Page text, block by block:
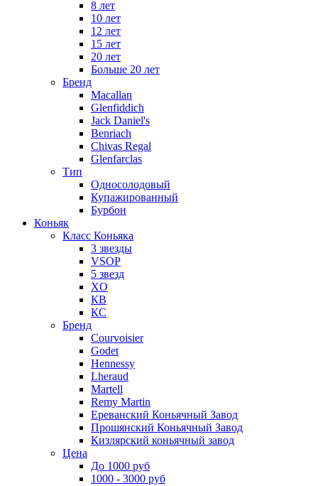
8 лет
10 лет
12 лет
15 лет
20 лет
Больше 20 лет
Бренд
Macallan
Glenfiddich
Jack Daniel's
Benriach
Chivas Regal
Glenfarclas
Тип
Односолодовый
Купажированный
Бурбон
Коньяк
Класс Коньяка
3 звезды
VSOP
5 звезд
XO
КВ
КС
Бренд
Courvoisier
Godet
Hennessy
Lheraud
Martell
Remy Martin
Ереванский Коньячный Завод
Прошянский Коньячный Завод
Кизлярский коньячный завод
Цена
До 1000 руб
1000 - 3000 руб